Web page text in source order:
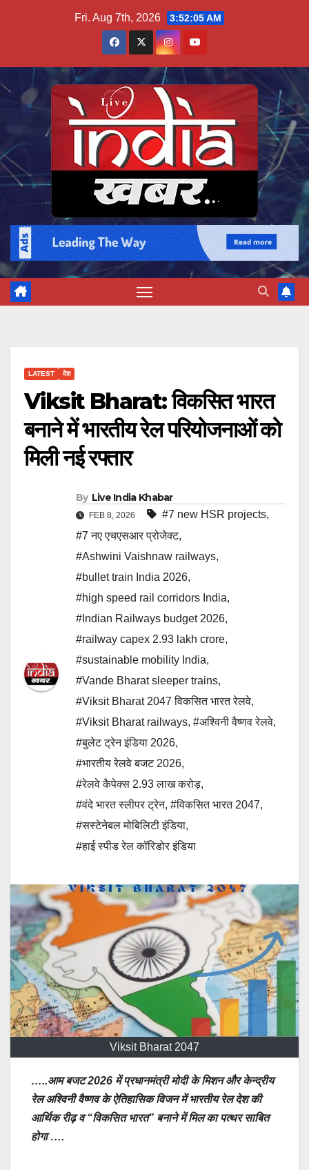
Fri. Aug 7th, 2026 3:52:06 AM
LATEST देश
Viksit Bharat: विकसित भारत
बनाने में भारतीय रेल परियोजनाओं को
मिली नई रफ्तार
By Live India Khabar
FEB 8, 2026 #7 new HSR projects,
#7 नए एचएसआर प्रोजेक्ट,
#Ashwini Vaishnaw railways,
#bullet train India 2026,
#high speed rail corridors India,
#Indian Railways budget 2026,
#railway capex 2.93 lakh crore,
#sustainable mobility India,
#Vande Bharat sleeper trains,
#Viksit Bharat 2047 विकसित भारत रेलवे,
#Viksit Bharat railways, #अश्विनी वैष्णव रेलवे,
#बुलेट ट्रेन इंडिया 2026,
#भारतीय रेलवे बजट 2026,
#रेलवे कैपेक्स 2.93 लाख करोड़,
#वंदे भारत स्लीपर ट्रेन, #विकसित भारत 2047,
#सस्टेनेबल मोबिलिटी इंडिया,
#हाई स्पीड रेल कॉरिडोर इंडिया
Viksit Bharat 2047
…..आम बजट 2026 में प्रधानमंत्री मोदी के मिशन और केन्द्रीय
रेल अश्विनी वैष्णव के ऐतिहासिक विजन में भारतीय रेल देश की
आर्थिक रीढ़ व “विकसित भारत” बनाने में मिल का पत्थर साबित
होगा ….